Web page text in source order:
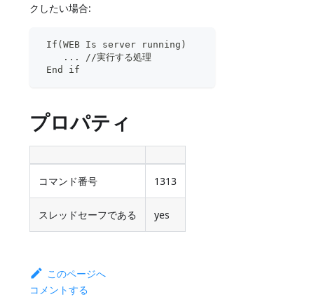
クしたい場合:
If(WEB Is server running)
... //実行する処理
End if
プロパティ
コマンド番号 1313
スレッドセーフである yes
このページへ
コメントする